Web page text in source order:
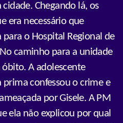
Chegando lá, os
era necessário que
para o Hospital Regional de
caminho para a unidade
A adolescente
confessou o crime e
por Gisele. A PM
ela não explicou por qual